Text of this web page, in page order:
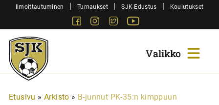
SiirryIlmoittautuminen | Turnaukset | SJK-Edustus | Koulutukset
FacebookInstagram
Twitter
Sjk-
Juniorit
Etusivu » Arkisto » B-junnut PK-35:n kimppuun